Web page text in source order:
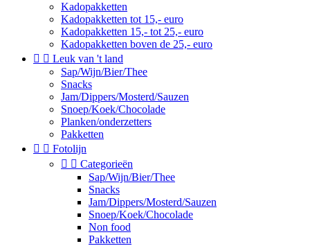
Kadopakketten
Kadopakketten tot 15,- euro
Kadopakketten 15,- tot 25,- euro
Kadopakketten boven de 25,- euro
  Leuk van 't land
Sap/Wijn/Bier/Thee
Snacks
Jam/Dippers/Mosterd/Sauzen
Snoep/Koek/Chocolade
Planken/onderzetters
Pakketten
  Fotolijn
  Categorieën
Sap/Wijn/Bier/Thee
Snacks
Jam/Dippers/Mosterd/Sauzen
Snoep/Koek/Chocolade
Non food
Pakketten